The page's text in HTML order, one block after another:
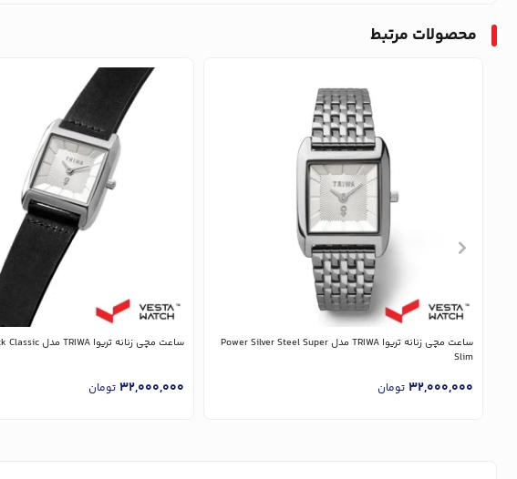
محصولات مرتبط
ساعت مچی زنانه تریوا TRIWA مدل Power Silver Steel Super
Slim
32,000,000 تومان
ساعت مچی زنانه تریوا TRIWA مدل Power Steel Black Classic
32,000,000 تومان